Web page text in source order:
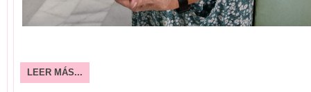
LEER MÁS...